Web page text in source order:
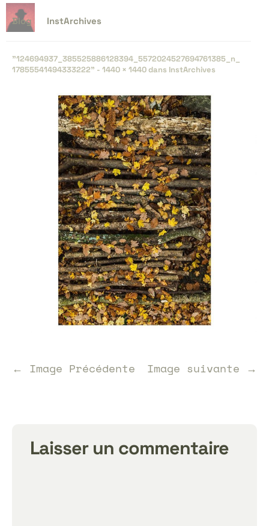
Blog InstArchives
"124694937_​385525886128394_​5572024527694761385_​n_​
17855541494333222" - 1440 × 1440dans InstArchives
← Image Précédente Image suivante →
Laisser un commentaire